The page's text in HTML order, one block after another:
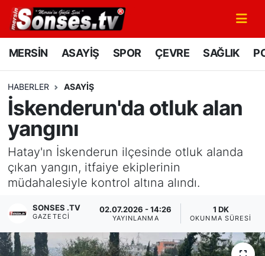
MERSİN ASAYİŞ SPOR ÇEVRE SAĞLIK
HABERLER ASAYİŞ
İskenderun'da otluk alan
yangını
Hatay'ın İskenderun ilçesinde otluk alanda
çıkan yangın, itfaiye ekiplerinin
müdahalesiyle kontrol altına alındı.
SONSES .TV
GAZETECI
02.07.2026 - 14:26
YAYINLANMA
1 DK
OKUNMA SÜRESI
MERSİN
SPOR
GÜNÜN MANŞETİ
DÜNYA
Mersin Nöbetçi Eczaneler
Mersin Namaz Vakitleri
Mersin Trafik Yoğunluk Haritası
Süper Lig Puan Durumu ve Fikstür